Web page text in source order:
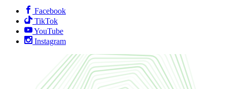
Facebook
TikTok
YouTube
Instagram